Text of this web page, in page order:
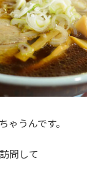
ゃうんです。
問して